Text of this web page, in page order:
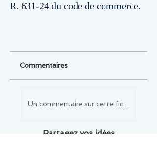
R. 631-24 du code de commerce.
Commentaires
Un commentaire sur cette fiche ou cet
Partagez vos idées